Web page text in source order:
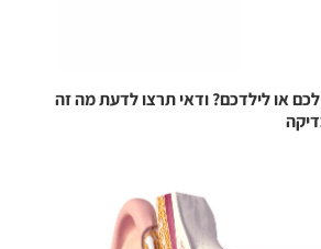
זומנתם לבדיקת BERA לכם או לילדכם? ודאי תרצו לדעת מה זה